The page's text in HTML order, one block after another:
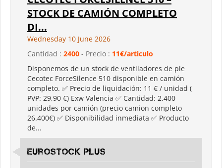
STOCK DE CAMIÓN COMPLETO
DI...
Wednesday 10 June 2026
Cantidad : 2400 - Precio : 11€/articulo
Disponemos de un stock de ventiladores de pie
Cecotec ForceSilence 510 disponible en camión
completo. ✅ Precio de liquidación: 11 € / unidad (
PVP: 29,90 €) Exw Valencia ✅ Cantidad: 2.400
unidades por camión (precio camion completo
26.400€) ✅ Disponibilidad inmediata ✅ Producto
de...
Eurostock Plus